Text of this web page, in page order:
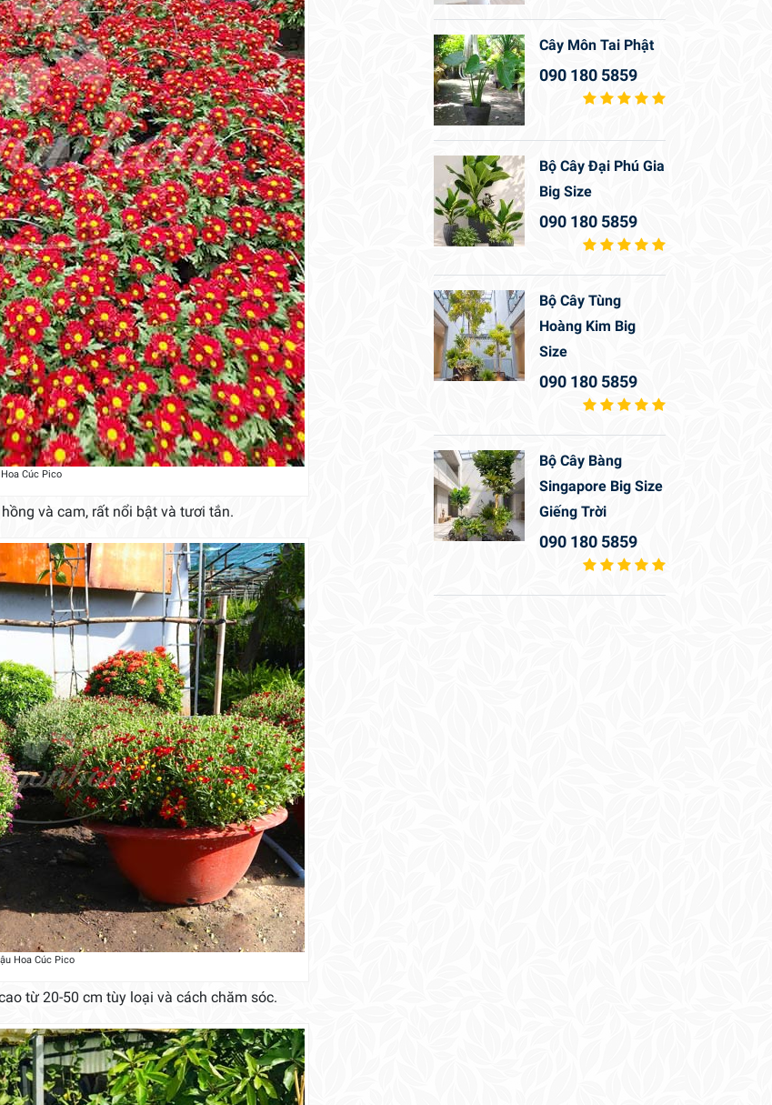
Hoa Cúc Pico
và cam, rất nổi bật và tươi tắn.
Hoa Cúc Pico
từ 20-50 cm tùy loại và cách chăm sóc.
Cây Môn Tai Phật
090 180 5859
Bộ Cây Đại Phú Gia
Big Size
090 180 5859
Bộ Cây Tùng
Hoàng Kim Big
Size
090 180 5859
Bộ Cây Bàng
Singapore Big Size
Giếng Trời
090 180 5859